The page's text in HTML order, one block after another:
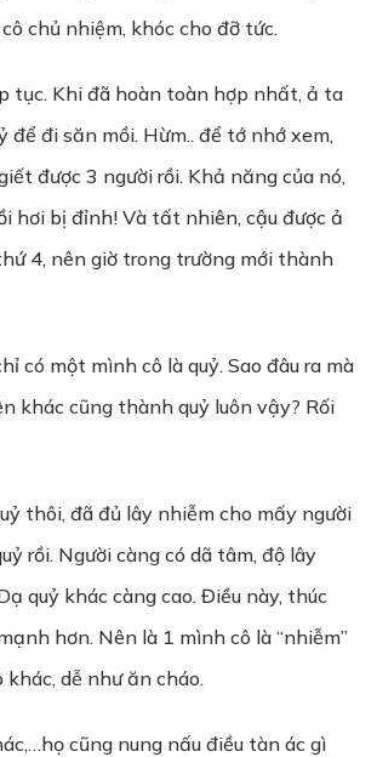
chủ nhiệm, khóc cho đỡ tức.
tục. Khi đã hoàn toàn hợp nhất, ả ta
để đi săn mồi. Hừm.. để tớ nhớ xem,
được 3 người rồi. Khả năng của nó,
hơi bị đỉnh! Và tất nhiên, cậu được ả
4, nên giờ trong trường mới thành
có một mình cô là quỷ. Sao đâu ra mà
khác cũng thành quỷ luôn vậy? Rối
thôi, đã đủ lây nhiễm cho mấy người
rồi. Người càng có dã tâm, độ lây
quỷ khác càng cao. Điều này, thúc
hơn. Nên là 1 mình cô là “nhiễm”
dễ như ăn cháo.
cũng nung nấu điều tàn ác gì